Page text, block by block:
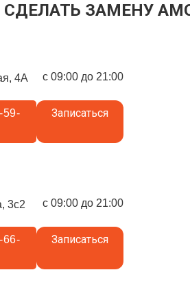
СДЕЛАТЬ ЗАМЕНУ
4А с 09:00 до 21:00
59-
Записаться
3с2 с 09:00 до 21:00
66-
Записаться